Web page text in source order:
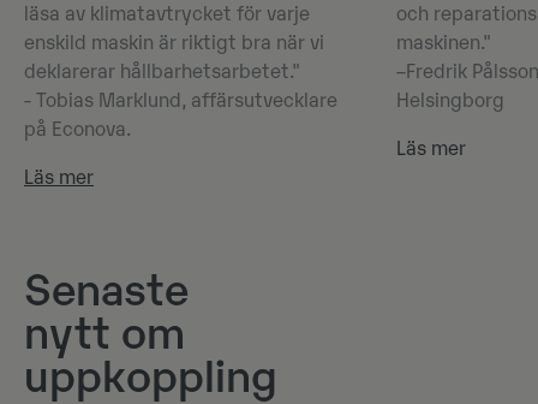
läsa av klimatavtrycket för varje
enskild maskin är riktigt bra när vi
deklarerar hållbarhetsarbetet."
- Tobias Marklund, affärsutvecklare
på Econova.
Läs mer
och
maskinen."
–Fredrik
Helsingborg​​
Läs mer
Senaste
nytt om
uppkoppling